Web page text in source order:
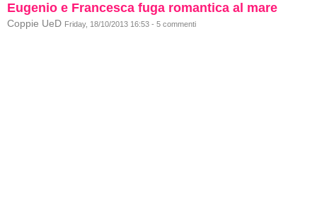
Eugenio e Francesca fuga romantica al mare
Coppie UeD Friday, 18/10/2013 16:53 - 5 commenti